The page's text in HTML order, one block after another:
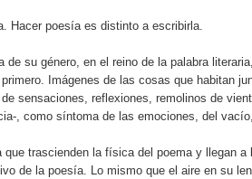
Hacer poesía es distinto a escribirla.
de su género, en el reino de la palabra
Imágenes de las cosas que habitan
sensaciones, reflexiones, remolinos de
, como síntoma de las emociones, del
que trascienden la física del poema y llegan
de la poesía. Lo mismo que el aire en su